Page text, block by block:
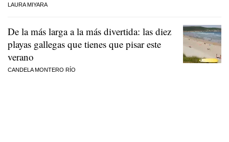
LAURA MIYARA
De la más larga a la más divertida: las diez
playas gallegas que tienes que pisar este
verano
CANDELA MONTERO RÍO